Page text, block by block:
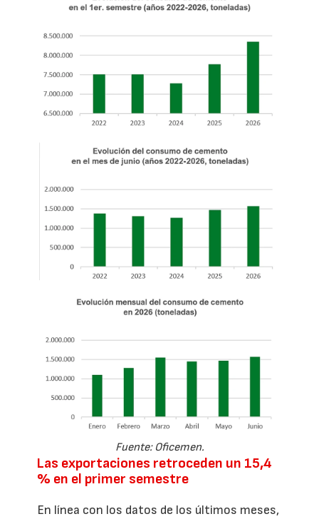
Fuente: Oficemen.
Las exportaciones retroceden un 15,4
% en el primer semestre
En línea con los datos de los últimos meses,